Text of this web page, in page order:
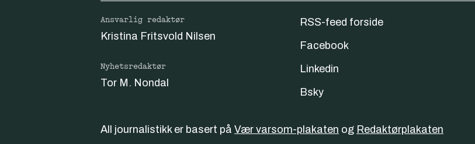
Ansvarlig redaktør
Kristina Fritsvold Nilsen
Nyhetsredaktør
Tor M. Nondal
RSS-feed forside
Facebook
Linkedin
Bsky
All journalistikk er basert på Vær varsom-plakaten og Redaktørplakaten